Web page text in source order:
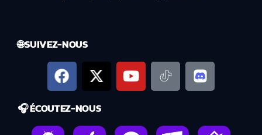
🌐 SUIVEZ-NOUS
🎧 ÉCOUTEZ-NOUS